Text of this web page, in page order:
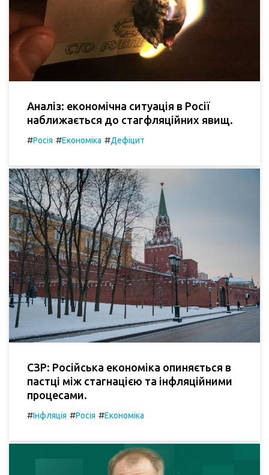
Аналіз: економічна ситуація в Росії
наближається до стагфляційних явищ.
#Росія #Економіка #Дефіцит
СЗР: Російська економіка опиняється в
пастці між стагнацією та інфляційними
процесами.
#Інфляція #Росія #Економіка